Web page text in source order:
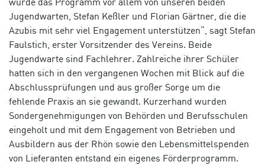
Jugendwarten, Stefan Keßler und Florian Gärtner, die die
Azubis mit sehr viel Engagement unterstützen“, sagt Stefan
Faulstich, erster Vorsitzender des Vereins. Beide
Jugendwarte sind Fachlehrer. Zahlreiche ihrer Schüler
hatten sich in den vergangenen Wochen mit Blick auf die
Abschlussprüfungen und aus großer Sorge um die
fehlende Praxis an sie gewandt. Kurzerhand wurden
Sondergenehmigungen von Behörden und Berufsschulen
eingeholt und mit dem Engagement von Betrieben und
Ausbildern aus der Rhön sowie den Lebensmittelspenden
von Lieferanten entstand ein eigenes Förderprogramm.